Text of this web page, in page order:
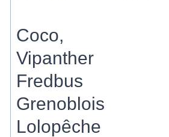
Coco,
Vipanther
Fredbus
Grenoblois
Lolopêche